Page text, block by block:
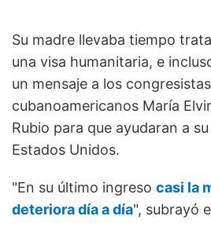
Su madre llevaba tiempo
una visa humanitaria, e
un mensaje a los congresistas
cubanoamericanos María
Rubio para que ayudaran a
Estados Unidos.
"En su último ingreso casi la
deteriora día a día", subrayó